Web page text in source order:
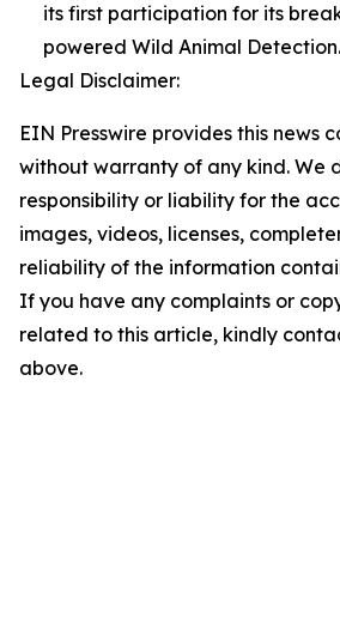
its first participation for its
powered Wild Animal Detection.
Legal Disclaimer:
EIN Presswire provides this news
without warranty of any kind. We
responsibility or liability for the
images, videos, licenses,
reliability of the information
If you have any complaints or
related to this article, kindly
above.